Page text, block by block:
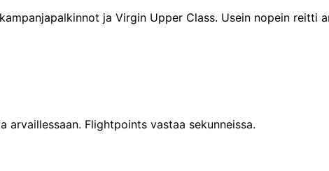
ja Virgin Upper Class. Usein nopein reitti
arvaillessaan. Flightpoints vastaa sekunneissa.